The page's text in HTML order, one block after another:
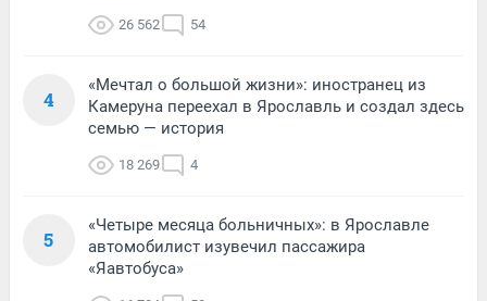
26 562 54
4
«Мечтал о большой жизни»: иностранец из
Камеруна переехал в Ярославль и создал здесь
семью — история
18 269 4
5
«Четыре месяца больничных»: в Ярославле
автомобилист изувечил пассажира
«Яавтобуса»